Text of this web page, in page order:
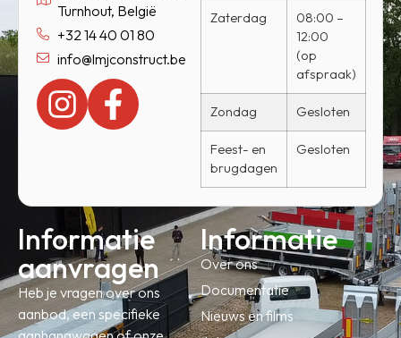
Turnhout, België
+32 14 40 01 80
info@lmjconstruct.be
Zaterdag
08:00 –
12:00
(op
afspraak)
Zondag Gesloten
Feest- en
brugdagen
Gesloten
Informatie
aanvragen
Heb je vragen over ons
aanbod, een specifieke
Informatie
Over ons
Documentatie
Nieuws en films